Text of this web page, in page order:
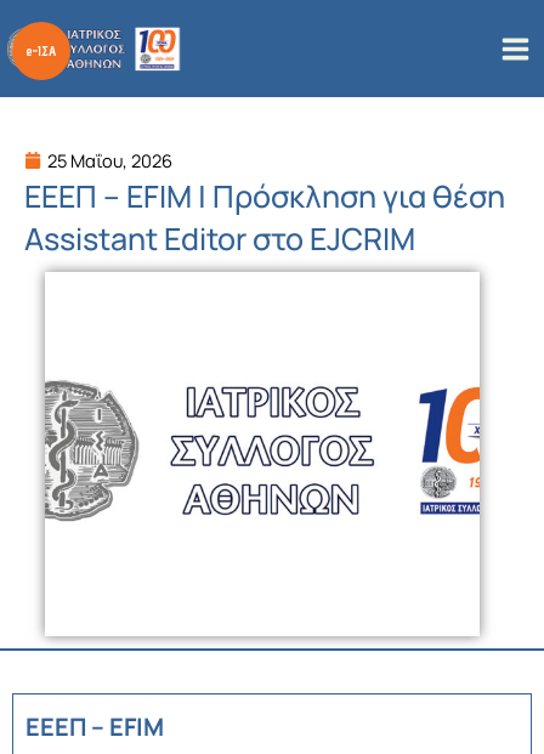
στο
περιεχόμενο
25 Μαΐου, 2026
ΕΕΕΠ – EFIM | Πρόσκληση για θέση
Assistant Editor στο EJCRIM
ΕΕΕΠ – EFIM